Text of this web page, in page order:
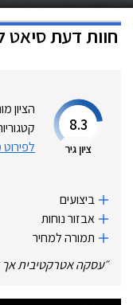
חוות דעתסיאט
8.3
ציון גיר
הציון
לפירוט
ביצועים
אבזור נוחות
תמורה למחיר
״עסקה אטרקטיבית